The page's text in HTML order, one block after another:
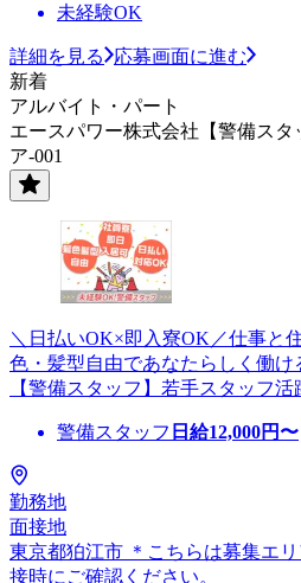
未経験OK
詳細を見る
応募画面に進む
新着
アルバイト・パート
エースパワー株式会社【警備スタ
ア-001
＼日払いOK×即入寮OK／仕事と
色・髪型自由であなたらしく働け
【警備スタッフ】若手スタッフ
警備スタッフ 日給12,000円〜
勤務地
面接地
東京都狛江市 ＊こちらは募集エ
接時にご確認ください。